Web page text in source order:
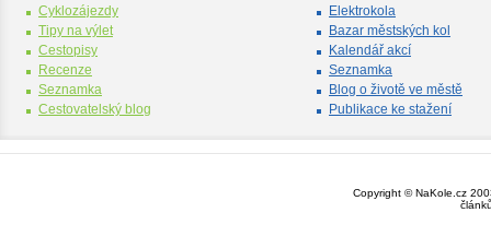
Cyklozájezdy
Tipy na výlet
Cestopisy
Recenze
Seznamka
Cestovatelský blog
Elektrokola
Bazar městských kol
Kalendář akcí
Seznamka
Blog o životě ve městě
Publikace ke stažení
Copyright © NaKole.cz